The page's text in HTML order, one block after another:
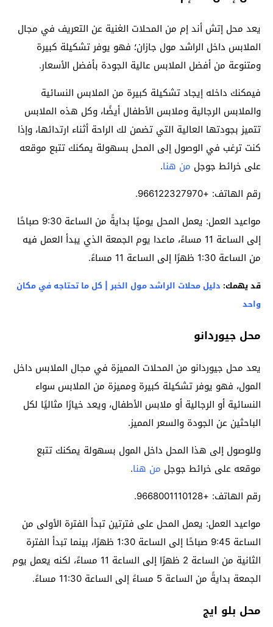
يعد محل إتش أند إم من المحلات الغنية عن التعريف في مجال
الملابس داخل الراشد مول جازان؛ فهو يوفر تشكيلة كبيرة
ومتنوعة من أفضل الملابس عالية الجودة بأفضل الأسعار.
فيمكنك داخله إيجاد تشكيلة كبيرة من الملابس النسائية
والملابس الرجالية وملابس الأطفال أيضًا، وكل هذه الملابس
تتميز بجودتها العالية التي تضمن لك الراحة أثناء ارتدائها، وإذا
كنت ترغب في الوصول إلى المحل بسهولة يمكنك تتبع موقعه
على خرائط جوجل من هنا.
رقم الهاتف: +966122327970.
مواعيد العمل: يعمل المحل يوميًا بدايةً من الساعة 9:30 صباحًا
إلى الساعة 11 مساءً، ماعدا يوم الجمعة الذي يبدأ العمل فيه
من الساعة 1:30 ظهرًا إلى الساعة 11 مساءً.
قد يهمك: دليل محلات الراشد مول الخبر | كل ما تحتاجه في مكان
واحد
محل جيوردانو
يعد محل جيوردانو من المحلات المميزة في مجال الملابس داخل
المول، فهو يوفر تشكيلة كبيرة ومميزة من الملابس سواء
النسائية أو الرجالية أو ملابس الأطفال، ويعد خيارًا مثاليًا لكل
الباحثين عن الجودة والسعر المميز.
وللوصول إلى هذا المحل داخل المول بسهولة يمكنك تتبع
موقعه على خرائط جوجل من هنا.
رقم الهاتف: +9668001110128.
مواعيد العمل: يعمل المحل على فترتين تبدأ الفترة الأولى من
الساعة 9:45 صباحًا إلى الساعة 1:30 ظهرًا، بينما تبدأ الفترة
الثانية من الساعة 2 ظهرًا إلى الساعة 11 مساءً، لكنه يعمل يوم
الجمعة بدايةً من الساعة 5 مساءً إلى الساعة 11:30 مساءً.
محل بلو ايج